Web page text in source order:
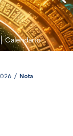
Calendario
Nota